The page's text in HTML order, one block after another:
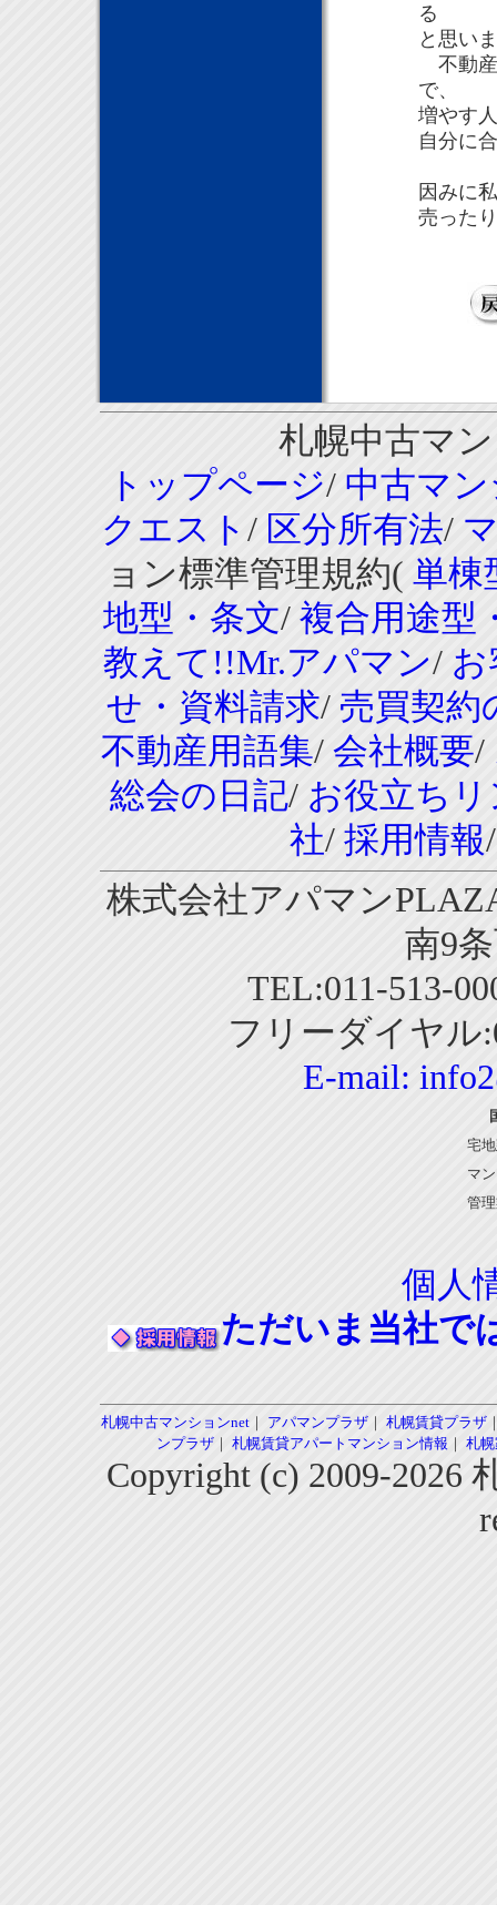
る
と思い
不動産
で、
増やす
自分に
因みに
売った
札幌中古マ
トップページ/ 中古マ
クエスト / 区分所有法/
ョン標準管理規約( 単棟
地型・条文/ 複合用途型
教えて!!Mr.アパマン/ お
せ・資料請求/ 売買契約
不動産用語集/ 会社概要/
総会の日記/ お役立ち
社/ 採用情報
株式会社アパマン
南9
TEL:011-513-
フリーダイヤル
E-mail:
宅
マ
管
個人
ただいま当社で
札幌中古マンションnet｜ アパマンプラザ｜ 札幌賃貸プラザ
ンプラザ｜ 札幌賃貸アパートマンション情報 ｜ 札
Copyright (c) 2009-2026